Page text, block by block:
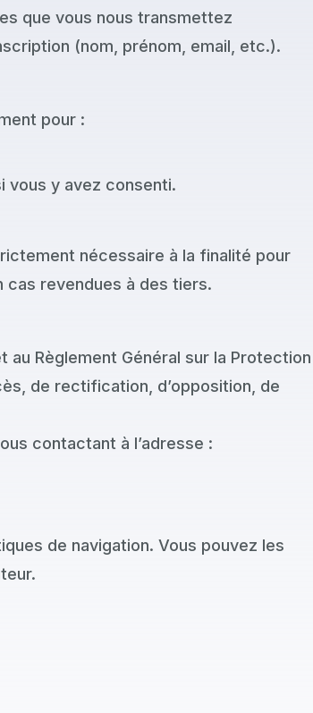
que vous nous transmettez
(nom, prénom, email, etc.).
pour :
vous y avez consenti.
nécessaire à la finalité pour
cas revendues à des tiers.
Règlement Général sur la Protection
de rectification, d’opposition, de
contactant à l’adresse :
de navigation. Vous pouvez les